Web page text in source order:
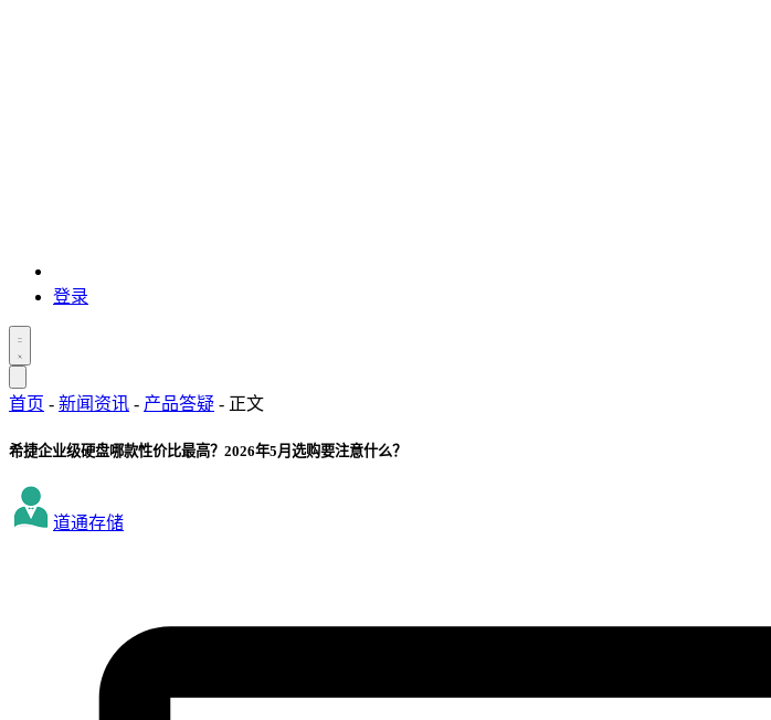
登录
首页 - 新闻资讯 - 产品答疑 - 正文
希捷企业级硬盘哪款性价比最高？2026年5月选购要注意什么？
道通存储